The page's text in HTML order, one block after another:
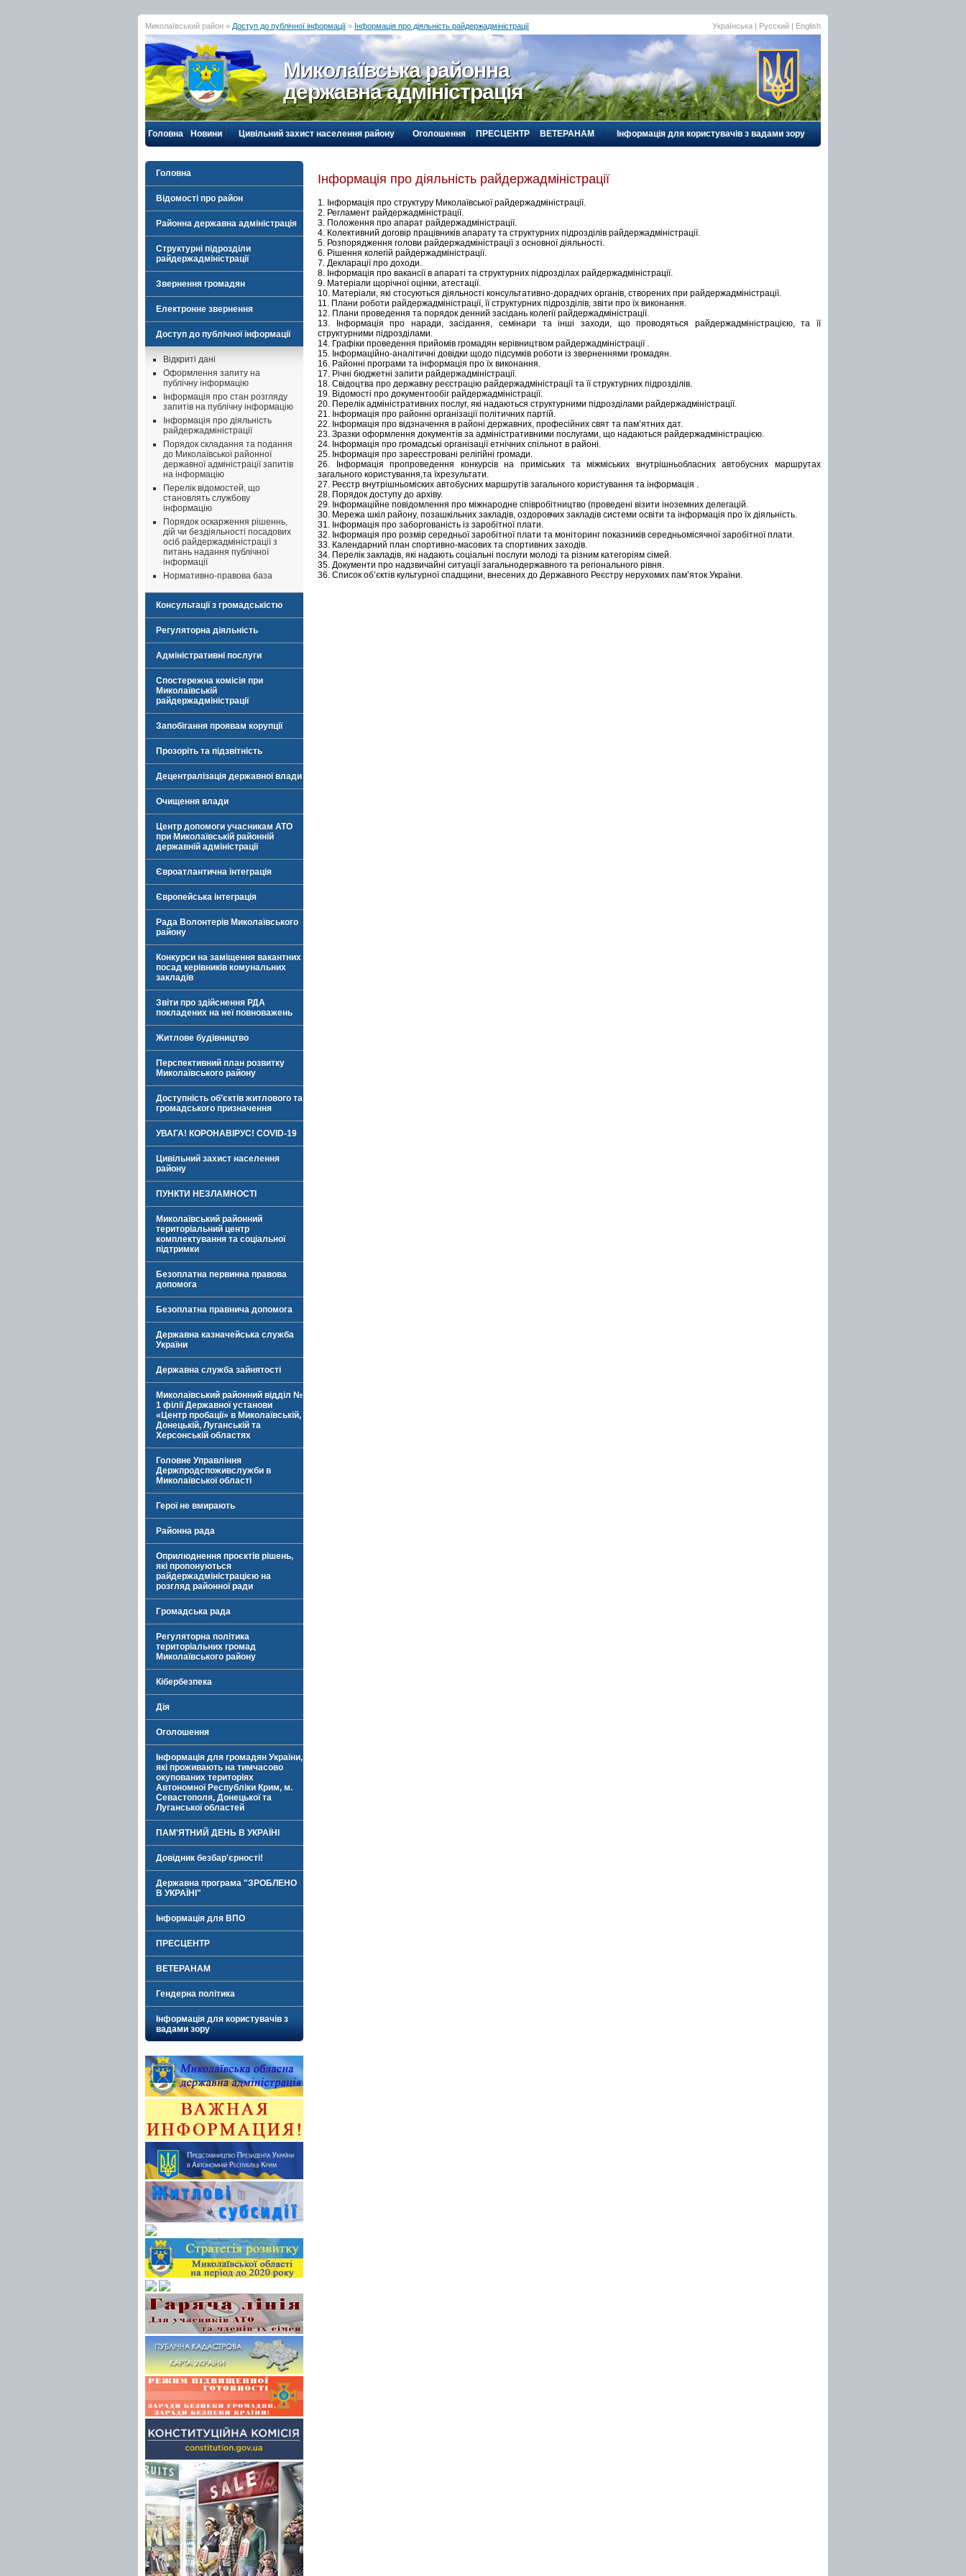
Миколаївський район » Доступ до публічної інформації » Інформація про діяльність райдержадміністрації Українська | Русский | English
Миколаївська районна
державна адміністрація
Головна Новини Цивільний захист населення району Оголошення ПРЕСЦЕНТР ВЕТЕРАНАМ Інформація для користувачів з вадами зору
Головна
Відомості про район
Районна державна адміністрація
Структурні підрозділи
райдержадміністрації
Звернення громадян
Електронне звернення
Доступ до публічної інформації
Відкриті дані
Оформлення запиту на
публічну інформацію
Інформація про стан розгляду
запитів на публічну інформацію
Інформація про діяльність
райдержадміністрації
Порядок складання та подання
до Миколаївської районної
державної адміністрації запитів
на інформацію
Перелік відомостей, що
становлять службову
інформацію
Порядок оскарження рішеннь,
дій чи бездіяльності посадових
осіб райдержадміністрації з
питань надання публічної
інформації
Нормативно-правова база
Консультації з громадськістю
Регуляторна діяльність
Адміністративні послуги
Спостережна комісія при
Миколаївській
райдержадміністрації
Запобігання проявам корупції
Прозоріть та підзвітність
Децентралізація державної влади
Очищення влади
Центр допомоги учасникам АТО
при Миколаївській районній
державній адміністрації
Євроатлантична інтеграція
Європейська інтеграція
Рада Волонтерів Миколаївського
району
Конкурси на заміщення вакантних
посад керівників комунальних
закладів
Звіти про здійснення РДА
покладених на неї повноважень
Житлове будівництво
Перспективний план розвитку
Миколаївського району
Доступність об’єктів житлового та
громадського призначення
УВАГА! КОРОНАВІРУС! COVID-19
Цивільний захист населення
району
ПУНКТИ НЕЗЛАМНОСТІ
Миколаївський районний
територіальний центр
комплектування та соціальної
підтримки
Безоплатна первинна правова
допомога
Безоплатна правнича допомога
Державна казначейська служба
України
Державна служба зайнятості
Миколаївський районний відділ №
1 філії Державної установи
«Центр пробації» в Миколаївській,
Донецькій, Луганській та
Херсонській областях
Головне Управління
Держпродспоживслужби в
Миколаївської області
Герої не вмирають
Районна рада
Оприлюднення проєктів рішень,
які пропонуються
райдержадміністрацією на
розгляд районної ради
Громадська рада
Регуляторна політика
територіальних громад
Миколаївського району
Кібербезпека
Дія
Оголошення
Інформація для громадян України,
які проживають на тимчасово
окупованих територіях
Автономної Республіки Крим, м.
Севастополя, Донецької та
Луганської областей
ПАМ'ЯТНИЙ ДЕНЬ В УКРАЇНІ
Довідник безбар'єрності!
Державна програма "ЗРОБЛЕНО
В УКРАЇНІ"
Інформація для ВПО
ПРЕСЦЕНТР
ВЕТЕРАНАМ
Гендерна політика
Інформація для користувачів з
вадами зору
Інформація про діяльність райдержадміністрації
1. Інформація про структуру Миколаївської райдержадміністрації.
2. Регламент райдержадміністрації.
3. Положення про апарат райдержадміністрації.
4. Колективний договір працівників апарату та структурних підрозділів райдержадміністрації.
5. Розпорядження голови райдержадміністрації з основної діяльності.
6. Рішення колегій райдержадміністрації.
7. Декларації про доходи.
8. Інформація про вакансії в апараті та структурних підрозділах райдержадміністрації.
9. Матеріали щорічної оцінки, атестації.
10. Матеріали, які стосуються діяльності консультативно-дорадчих органів, створених при райдержадміністрації.
11. Плани роботи райдержадміністрації, її структурних підрозділів, звіти про їх виконання.
12. Плани проведення та порядок денний засідань колегії райдержадміністрації.
13. Інформація про наради, засідання, семінари та інші заходи, що проводяться райдержадміністрацією, та її
структурними підрозділами.
14. Графіки проведення прийомів громадян керівництвом райдержадміністрації .
15. Інформаційно-аналітичні довідки щодо підсумків роботи із зверненнями громадян.
16. Районні програми та інформація про їх виконання.
17. Річні бюджетні запити райдержадміністрації.
18. Свідоцтва про державну реєстрацію райдержадміністрації та її структурних підрозділів.
19. Відомості про документообіг райдержадміністрації.
20. Перелік адміністративних послуг, які надаються структурними підрозділами райдержадміністрації.
21. Інформація про районні організації політичних партій.
22. Інформація про відзначення в районі державних, професійних свят та пам’ятних дат.
23. Зразки оформлення документів за адміністративними послугами, що надаються райдержадміністрацією.
24. Інформація про громадські організації етнічних спільнот в районі.
25. Інформація про зареєстровані релігійні громади.
26. Інформація пропроведення конкурсів на приміських та міжміських внутрішньобласних автобусних маршрутах
загального користування,та їхрезультати.
27. Реєстр внутрішньоміских автобусних маршрутів загального користування та інформація .
28. Порядок доступу до архіву.
29. Інформаційне повідомлення про міжнародне співробітництво (проведені візити іноземних делегацій.
30. Мережа шкіл району, позашкільних закладів, оздоровчих закладів системи освіти та інформація про їх діяльність.
31. Інформація про заборгованість із заробітної плати.
32. Інформація про розмір середньої заробітної плати та моніторинг показників середньомісячної заробітної плати.
33. Календарний план спортивно-масових та спортивних заходів.
34. Перелік закладів, які надають соціальні послуги молоді та різним категоріям сімей.
35. Документи про надзвичайні ситуації загальнодержавного та регіонального рівня.
36. Список об’єктів культурної спадщини, внесених до Державного Реєстру нерухомих пам’яток України.